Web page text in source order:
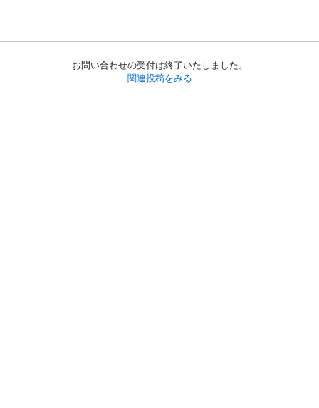
お問い合わせの受付は終了いたしました。
関連投稿をみる